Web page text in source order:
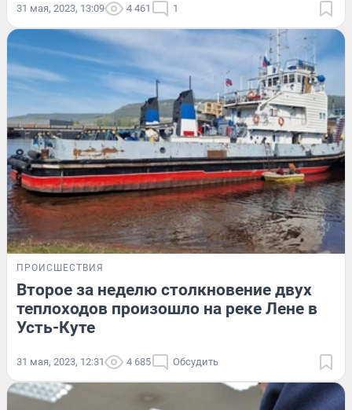
31 мая, 2023, 13:09 4 461 1
ПРОИСШЕСТВИЯ
Второе за неделю столкновение двух
теплоходов произошло на реке Лене в
Усть-Куте
31 мая, 2023, 12:31 4 685 Обсудить